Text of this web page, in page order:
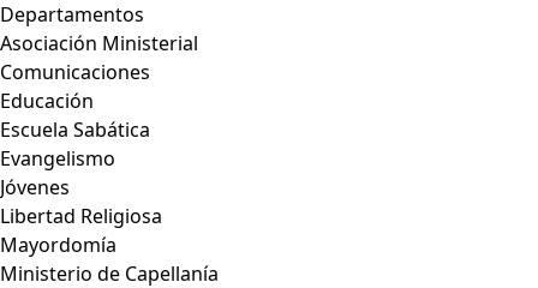
Departamentos
Asociación Ministerial
Comunicaciones
Educación
Escuela Sabática
Evangelismo
Jóvenes
Libertad Religiosa
Mayordomía
Ministerio de Capellanía